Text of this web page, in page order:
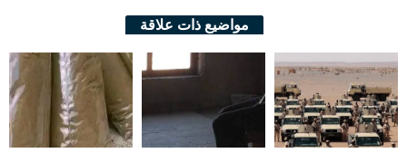
مواضيع ذات علاقة